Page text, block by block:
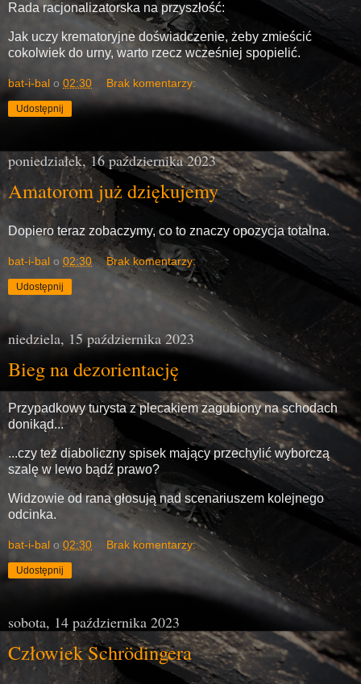
Rada racjonalizatorska na przyszłość:
Jak uczy krematoryjne doświadczenie, żeby zmieścić
cokolwiek do urny, warto rzecz wcześniej spopielić.
bat-i-bal o 02:30 Brak komentarzy:
Udostępnij
poniedziałek, 16 października 2023
Amatorom już dziękujemy
Dopiero teraz zobaczymy, co to znaczy opozycja totalna.
bat-i-bal o 02:30 Brak komentarzy:
Udostępnij
niedziela, 15 października 2023
Bieg na dezorientację
Przypadkowy turysta z plecakiem zagubiony na schodach
donikąd...
...czy też diaboliczny spisek mający przechylić wyborczą
szalę w lewo bądź prawo?
Widzowie od rana głosują nad scenariuszem kolejnego
odcinka.
bat-i-bal o 02:30 Brak komentarzy:
Udostępnij
sobota, 14 października 2023
Człowiek Schrödingera